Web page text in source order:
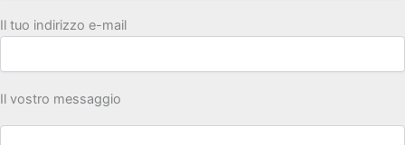
Il tuo indirizzo e-mail
Il vostro messaggio